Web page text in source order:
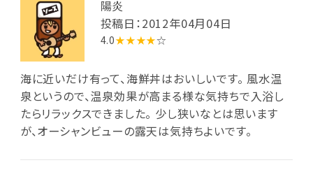
陽炎
投稿日：2012年04月04日
4.0★★★★☆
海に近いだけ有って、海鮮丼はおいしいです。 風水温
泉というので、温泉効果が高まる様な気持ちで入浴し
たらリラックスできました。 少し狭いなとは思います
が、オーシャンビューの露天は気持ちよいです。